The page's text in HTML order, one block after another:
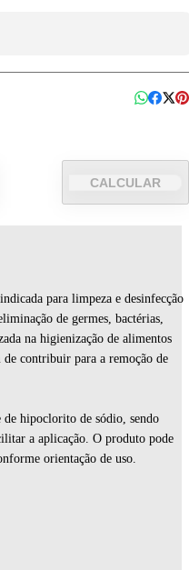
CALCULAR
para limpeza e desinfecção
de germes, bactérias,
na higienização de alimentos
contribuir para a remoção de
hipoclorito de sódio, sendo
a aplicação. O produto pode
orientação de uso.